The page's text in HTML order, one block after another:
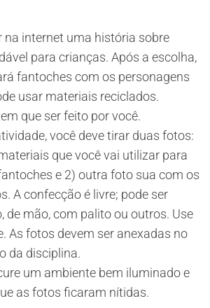
na internet uma história sobre
para crianças. Após a escolha,
fantoches com os personagens
usar materiais reciclados.
que ser feito por você.
você deve tirar duas fotos:
que você vai utilizar para
e 2) outra foto sua com os
A confecção é livre; pode ser
de mão, com palito ou outros. Use
As fotos devem ser anexadas no
da disciplina.
um ambiente bem iluminado e
as fotos ficaram nítidas.